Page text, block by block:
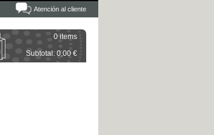
Atención al cliente
0 items
Subtotal: 0,00 €